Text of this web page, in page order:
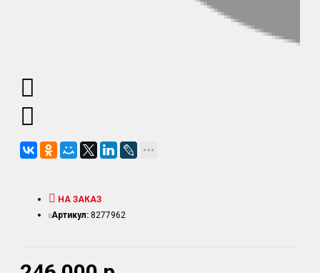
НА ЗАКАЗ
Артикул: 8277962